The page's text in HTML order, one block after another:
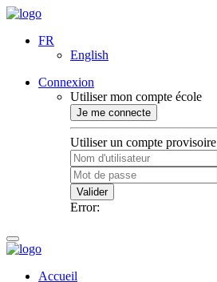
FR
English
Connexion
Utiliser mon compte école
Je me connecte
Utiliser un compte provisoire
Valider
Error:
Accueil